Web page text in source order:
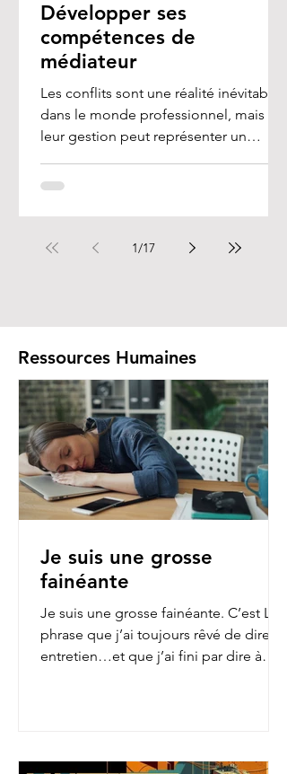
Développer ses
compétences de
médiateur
Les conflits sont une réalité inévitable
dans le monde professionnel, mais
leur gestion peut représenter un
1/17
Ressources Humaines
Je suis une grosse
fainéante
Je suis une grosse fainéante. C’est LA
phrase que j’ai toujours rêvé de dire en
entretien…et que j’ai fini par dire à